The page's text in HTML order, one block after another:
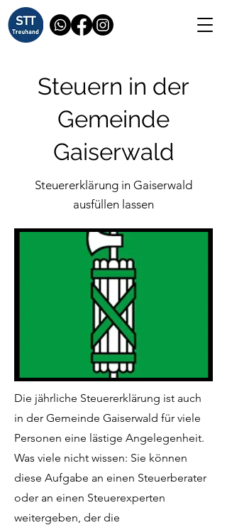
Steuern in der
Gemeinde
Gaiserwald
Steuererklärung in Gaiserwald
ausfüllen lassen
Die jährliche Steuererklärung ist auch
in der Gemeinde Gaiserwald für viele
Personen eine lästige Angelegenheit.
Was viele nicht wissen: Sie können
diese Aufgabe an einen Steuerberater
oder an einen Steuerexperten
weitergeben, der die